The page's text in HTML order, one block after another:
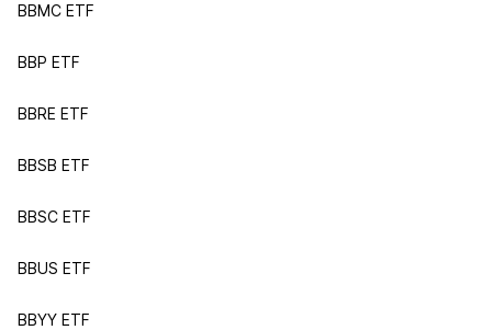
BBMC ETF
BBP ETF
BBRE ETF
BBSB ETF
BBSC ETF
BBUS ETF
BBYY ETF